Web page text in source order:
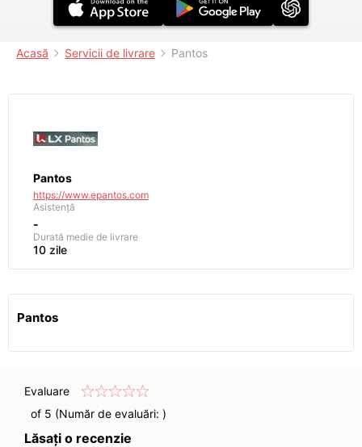
Acasă Servicii de livrare Pantos
Pantos
https://www.epantos.com
Asistență
-
Durată medie de livrare
10 zile
Pantos
Evaluare
of 5 (Număr de evaluări: )
Lăsați o recenzie